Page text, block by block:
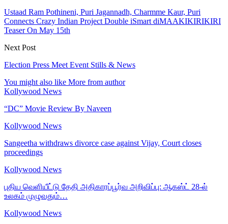
Ustaad Ram Pothineni, Puri Jagannadh, Charmme Kaur, Puri
Connects Crazy Indian Project Double iSmart diMAAKIKIRIKIRI
Teaser On May 15th
Next Post
Election Press Meet Event Stills & News
You might also like More from author
Kollywood News
“DC” Movie Review By Naveen
Kollywood News
Sangeetha withdraws divorce case against Vijay, Court closes
proceedings
Kollywood News
புதிய வெளியீட்டு தேதி அதிகாரப்பூர்வ அறிவிப்பு: ஆகஸ்ட் 28-ல்
உலகம் முழுவதும்…
Kollywood News